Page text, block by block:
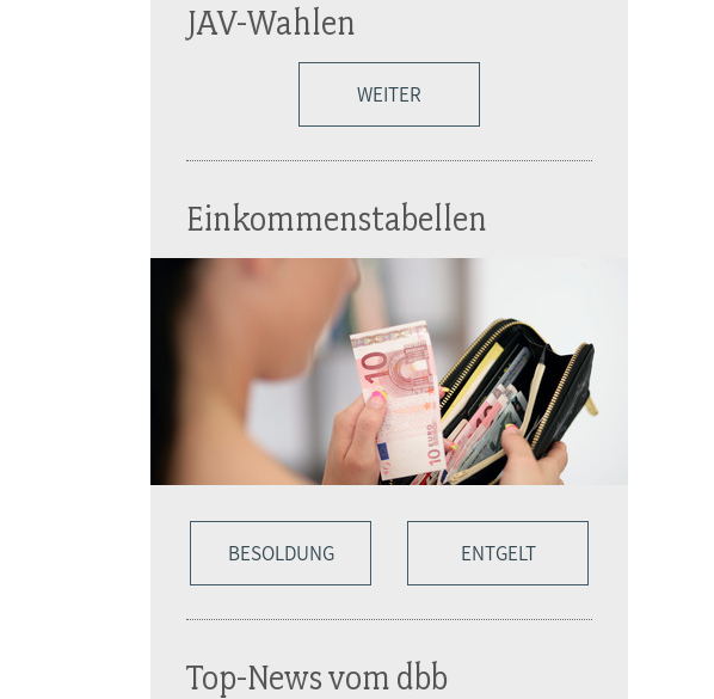
JAV-Wahlen
WEITER
Einkommenstabellen
BESOLDUNG ENTGELT
Top-News vom dbb